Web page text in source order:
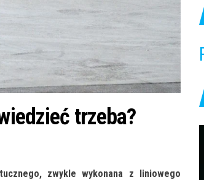
trzeba?
zwykle wykonana z liniowego